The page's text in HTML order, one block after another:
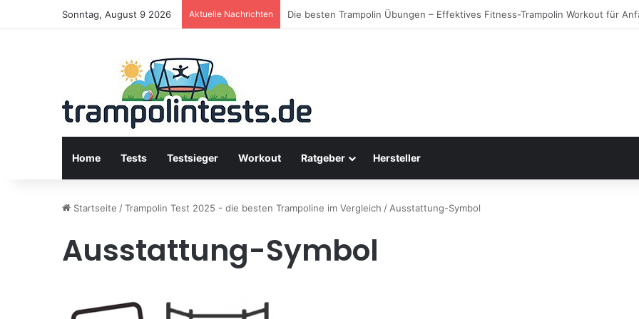
Sonntag, August 9 2026 Aktuelle Nachrichten Stiftung Warentest testet Trampoline (05/25): Das sind die besten
Home Tests Testsieger Workout Ratgeber Hersteller
Startseite /Trampolin Test 2025 - die besten Trampoline im Vergleich / Ausstattung-Symbol
Ausstattung-Symbol